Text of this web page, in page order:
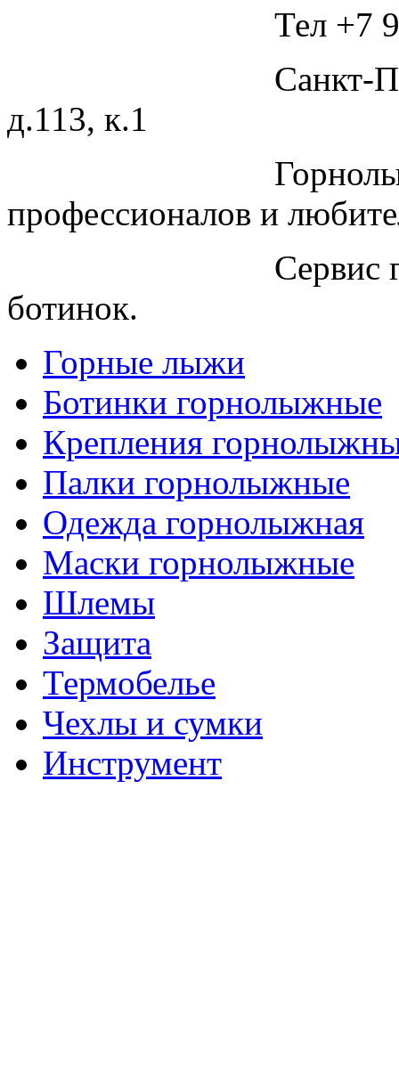
Тел +7
Санкт-
д.113, к.1
профессионалов и
Сервис
ботинок.
Горные лыжи
Ботинки горнолыжные
Крепления
Палки горнолыжные
Одежда горнолыжная
Маски горнолыжные
Шлемы
Защита
Термобелье
Чехлы и сумки
Инструмент